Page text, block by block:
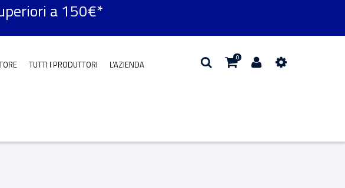
a 150€*
0
TUTTI I PRODUTTORI L'AZIENDA